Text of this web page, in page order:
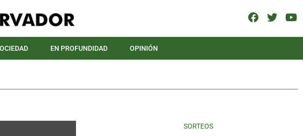
EN PROFUNDIDAD OPINIÓN
SORTEOS